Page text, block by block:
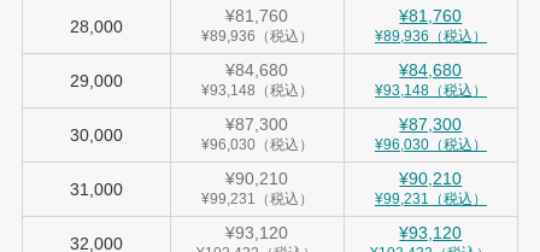
28,000
¥81,760
¥89,936（税込）
¥81,760
¥89,936（税込）
29,000
¥84,680
¥93,148（税込）
¥84,680
¥93,148（税込）
30,000
¥87,300
¥96,030（税込）
¥87,300
¥96,030（税込）
31,000
¥90,210
¥99,231（税込）
¥90,210
¥99,231（税込）
32,000
¥93,120 ¥93,120